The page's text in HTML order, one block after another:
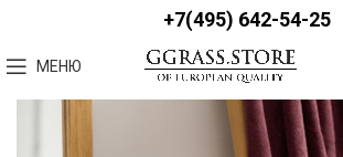
+7(495) 642-54-25
МЕНЮ